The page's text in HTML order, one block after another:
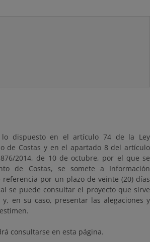
lo dispuesto en el artículo 74 de la Ley
de Costas y en el apartado 8 del artículo
2014, de 10 de octubre, por el que se
de Costas, se somete a Información
referencia por un plazo de veinte (20) días
se puede consultar el proyecto que sirve
en su caso, presentar las alegaciones y
consultarse en esta página.